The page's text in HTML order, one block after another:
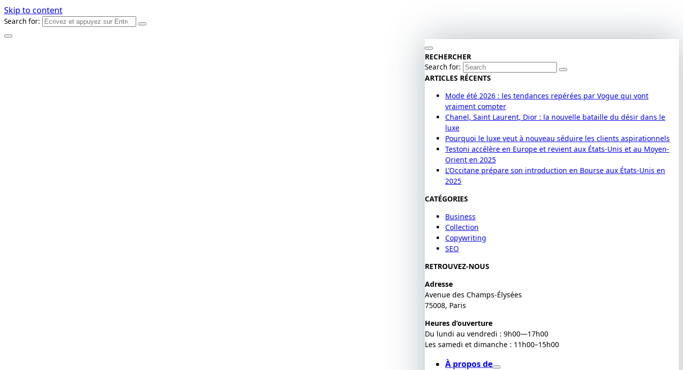
Skip to content
Search for:
RECHERCHER
Search for:
ARTICLES RÉCENTS
Mode été 2026 : les tendances repérées par Vogue qui vont
vraiment compter
Chanel, Saint Laurent, Dior : la nouvelle bataille du désir dans le
luxe
Pourquoi le luxe veut à nouveau séduire les clients aspirationnels
Testoni accélère en Europe et revient aux États-Unis et au Moyen-
Orient en 2025
L’Occitane prépare son introduction en Bourse aux États-Unis en
2025
CATÉGORIES
Business
Collection
Copywriting
SEO
RETROUVEZ-NOUS
Adresse
Avenue des Champs-Élysées
75008, Paris
Heures d’ouverture
Du lundi au vendredi : 9h00—17h00
Les samedi et dimanche : 11h00–15h00
À propos de